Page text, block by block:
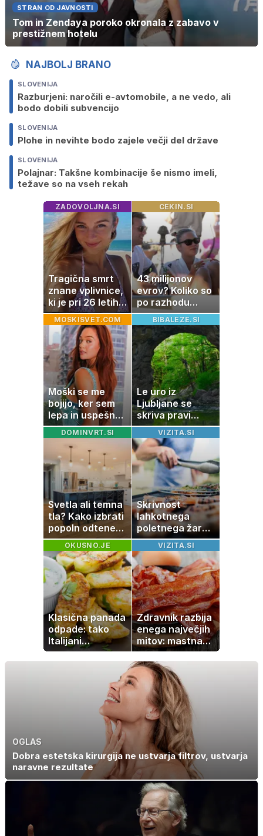
STRAN OD JAVNOSTI
Tom in Zendaya poroko okronala z zabavo v
prestižnem hotelu
NAJBOLJ BRANO
SLOVENIJA
Razburjeni: naročili e-avtomobile, a ne vedo, ali
bodo dobili subvencijo
SLOVENIJA
Plohe in nevihte bodo zajele večji del države
SLOVENIJA
Polajnar: Takšne kombinacije še nismo imeli,
težave so na vseh rekah
ZADOVOLJNA.SI
Tragična smrt
znane vplivnice,
ki je pri 26 letih
izgubila boj z
boleznijo
CEKIN.SI
43 milijonov
evrov? Koliko so
po razhodu
zahtevale ali
prejele
partnerice
športnih
zvezdnikov
MOSKISVET.COM
Moški se me
bojijo, ker sem
lepa in uspešna:
Misica razkrila,
zakaj je še
vedno samska
BIBALEZE.SI
Le uro iz
Ljubljane se
skriva pravi
naravni čudež:
izlet, ki bo
navdušil otroke
DOMINVRT.SI
Svetla ali temna
tla? Kako izbrati
popoln odtenek
za vaš dom
VIZITA.SI
Skrivnost
lahkotnega
poletnega žara,
po katerem ne
boste
potrebovali
popoldanskega
spanca
OKUSNO.JE
Klasična panada
odpade: tako
Italijani
pripravijo
slastne ocvrte
VIZITA.SI
Zdravnik razbija
enega največjih
mitov: mastna
jetra ne
nastanejo zaradi
slanine, temveč
zaradi živila, ki
ga imamo vsi
radi
OGLAS
Dobra estetska kirurgija ne ustvarja filtrov, ustvarja
naravne rezultate